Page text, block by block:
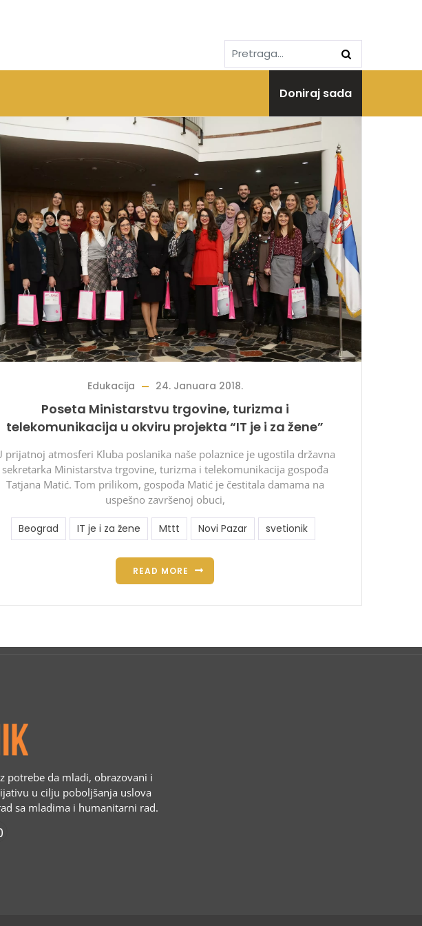
Doniraj sada
Edukacija 24. Januara 2018.
Poseta Ministarstvu trgovine, turizma i
telekomunikacija u okviru projekta “IT je i za žene”
prijatnoj atmosferi Kluba poslanika naše polaznice je ugostila državna
sekretarka Ministarstva trgovine, turizma i telekomunikacija gospođa
Tatjana Matić. Tom prilikom, gospođa Matić je čestitala damama na
uspešno završenoj obuci,
Beograd IT je i za žene Mttt Novi Pazar svetionik
READ MORE
potrebe da mladi, obrazovani i
u cilju poboljšanja uslova
sa mladima i humanitarni rad.